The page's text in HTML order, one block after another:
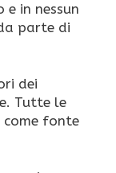
in nessun
parte di
dei
Tutte le
fonte